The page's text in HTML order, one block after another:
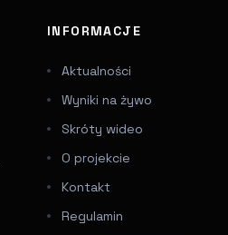
INFORMACJE
Aktualności
Wyniki na żywo
Skróty wideo
O projekcie
Kontakt
Regulamin